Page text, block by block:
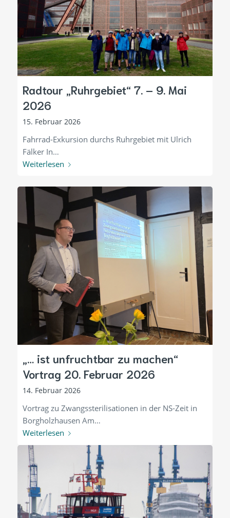
Radtour „Ruhrgebiet“ 7. – 9. Mai
2026
15. Februar 2026
Fahrrad-Exkursion durchs Ruhrgebiet mit Ulrich
Fälker In…
Weiterlesen
„… ist unfruchtbar zu machen“
Vortrag 20. Februar 2026
14. Februar 2026
Vortrag zu Zwangssterilisationen in der NS-Zeit in
Borgholzhausen Am…
Weiterlesen